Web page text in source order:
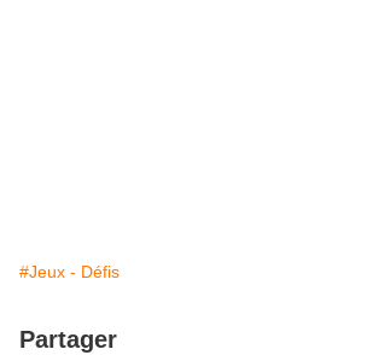
#Jeux - Défis
Partager